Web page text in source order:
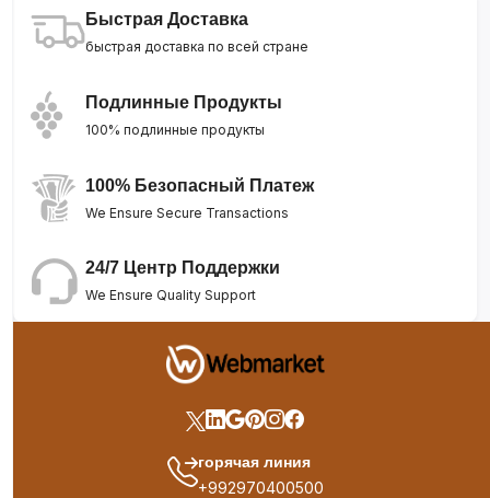
Быстрая Доставка
быстрая доставка по всей стране
Подлинные Продукты
100% подлинные продукты
100% Безопасный Платеж
We Ensure Secure Transactions
24/7 Центр Поддержки
We Ensure Quality Support
горячая линия
+992970400500